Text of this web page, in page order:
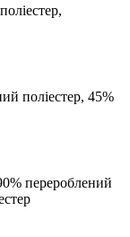
поліестер, 45%
перероблений